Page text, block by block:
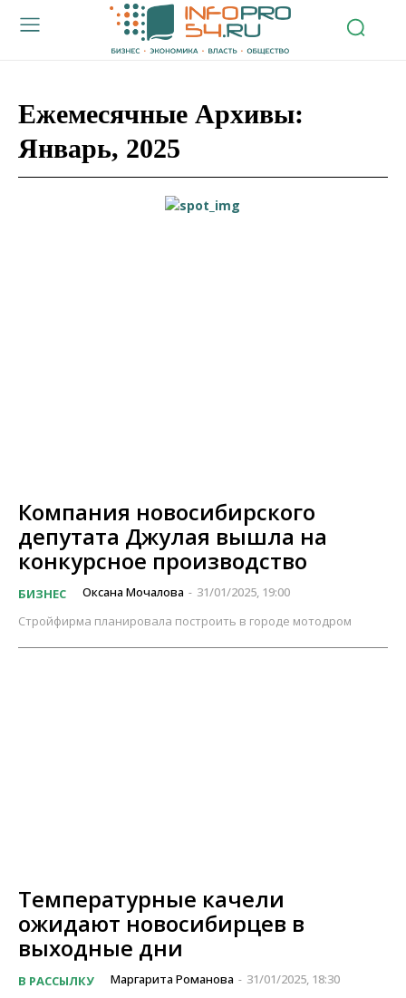
Ежемесячные Архивы:
Январь, 2025
Компания новосибирского
депутата Джулая вышла на
конкурсное производство
БИЗНЕС Оксана Мочалова - 31/01/2025, 19:00
Стройфирма планировала построить в городе мотодром
Температурные качели
ожидают новосибирцев в
выходные дни
В РАССЫЛКУ Маргарита Романова - 31/01/2025, 18:30